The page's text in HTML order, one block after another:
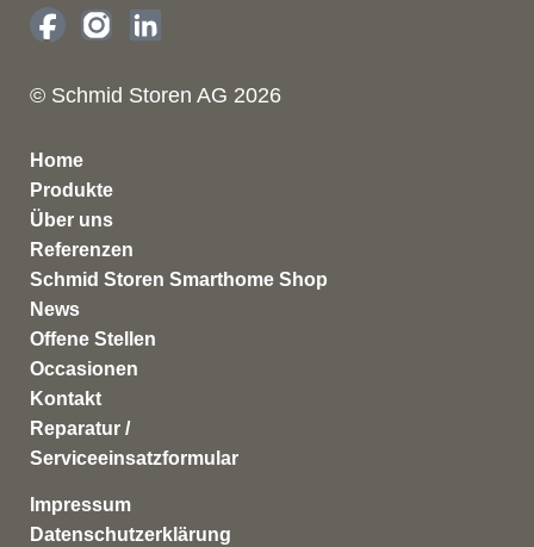
© Schmid Storen AG 2026
Home
Produkte
Über uns
Referenzen
Schmid Storen Smarthome Shop
News
Offene Stellen
Occasionen
Kontakt
Reparatur /
Serviceeinsatzformular
Impressum
Datenschutzerklärung